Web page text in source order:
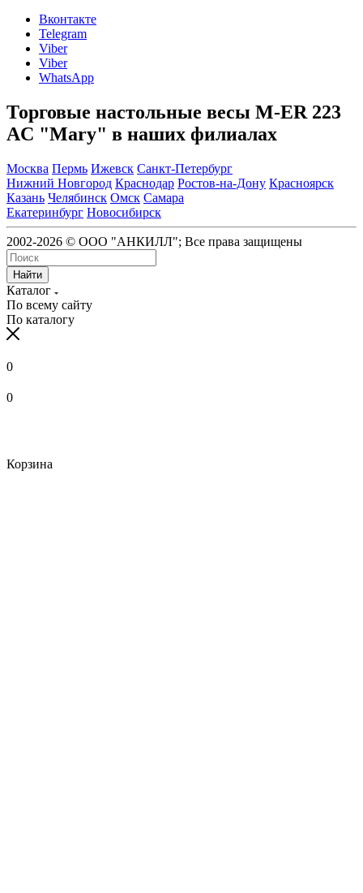
Вконтакте
Telegram
Viber
Viber
WhatsApp
Торговые настольные весы M-ER 223
AC "Mary" в наших филиалах
Москва Пермь Ижевск Санкт-Петербург
Нижний Новгород Краснодар Ростов-на-Дону Красноярск
Казань Челябинск Омск Самара
Екатеринбург Новосибирск
2002-2026 © ООО "АНКИЛЛ"; Все права защищены
Найти
Каталог
По всему сайту
По каталогу
0
0
Корзина